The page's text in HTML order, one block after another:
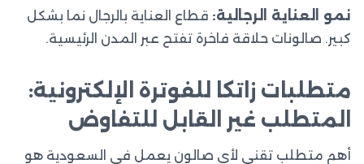
نمو العناية الرجالية: قطاع العناية بالرجال نما بشكل
كبير. صالونات حلاقة فاخرة تفتح عبر المدن الرئيسية.
متطلبات زاتكا للفوترة الإلكترونية:
المتطلب غير القابل للتفاوض
أهم متطلب تقني لأي صالون يعمل في السعودية هو